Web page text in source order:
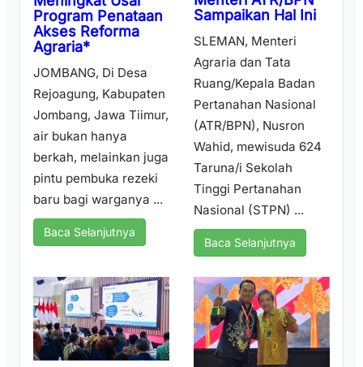
Program Penataan
Akses Reforma
Agraria*
JOMBANG, Di Desa
Rejoagung, Kabupaten
Jombang, Jawa Tiimur,
air bukan hanya
berkah, melainkan juga
pintu pembuka rezeki
baru bagi warganya ...
Baca Selanjutnya
Sampaikan Hal Ini
SLEMAN, Menteri
Agraria dan Tata
Ruang/Kepala Badan
Pertanahan Nasional
(ATR/BPN), Nusron
Wahid, mewisuda 624
Taruna/i Sekolah
Tinggi Pertanahan
Nasional (STPN) ...
Baca Selanjutnya